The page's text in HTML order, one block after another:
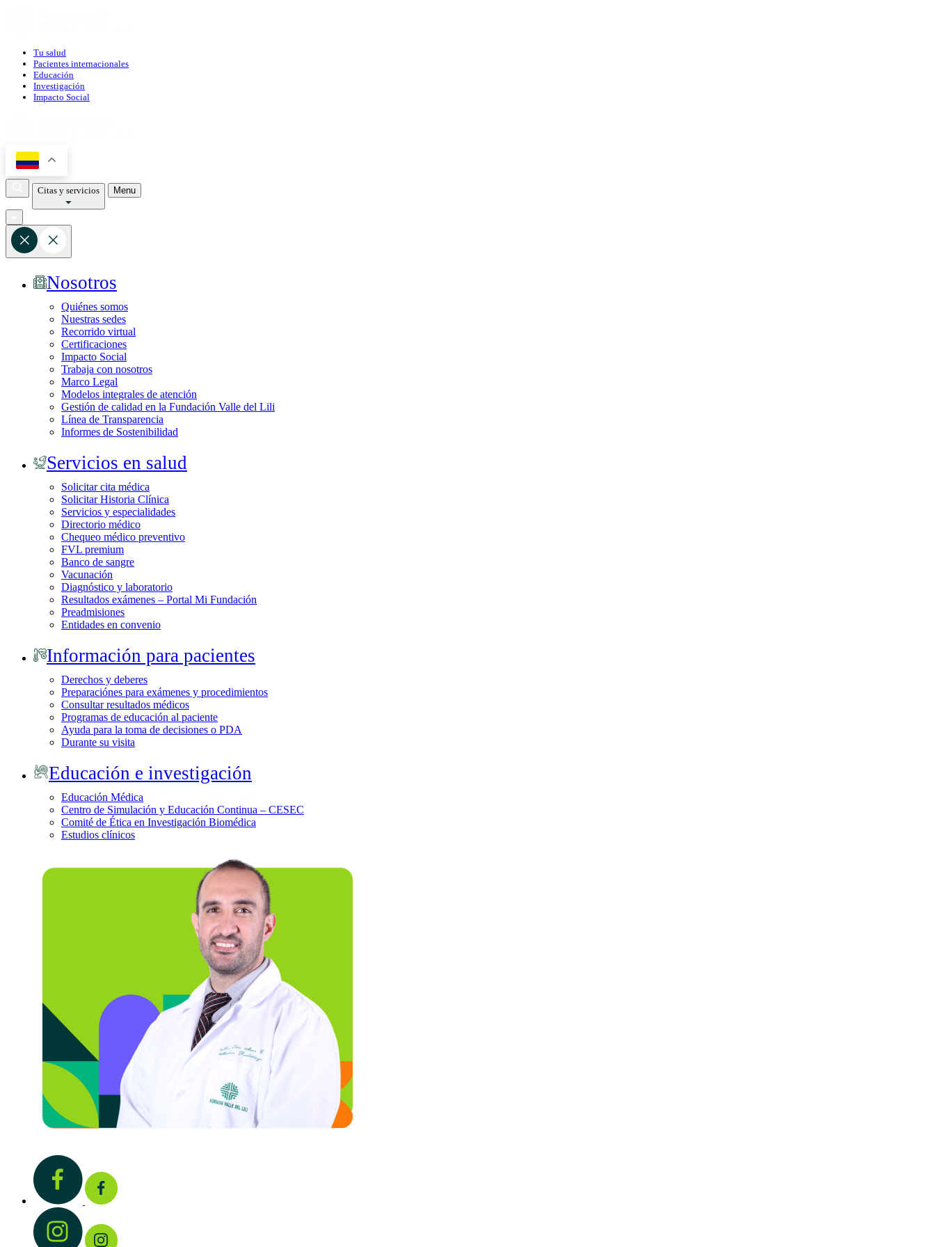
Tu salud
Pacientes internacionales
Educación
Investigación
Impacto Social
Citas y servicios Menu
Nosotros
Quiénes somos
Nuestras sedes
Recorrido virtual
Certificaciones
Impacto Social
Trabaja con nosotros
Marco Legal
Modelos integrales de atención
Gestión de calidad en la Fundación Valle del Lili
Línea de Transparencia
Informes de Sostenibilidad
Servicios en salud
Solicitar cita médica
Solicitar Historia Clínica
Servicios y especialidades
Directorio médico
Chequeo médico preventivo
FVL premium
Banco de sangre
Vacunación
Diagnóstico y laboratorio
Resultados exámenes – Portal Mi Fundación
Preadmisiones
Entidades en convenio
Información para pacientes
Derechos y deberes
Preparaciónes para exámenes y procedimientos
Consultar resultados médicos
Programas de educación al paciente
Ayuda para la toma de decisiones o PDA
Durante su visita
Educación e investigación
Educación Médica
Centro de Simulación y Educación Continua – CESEC
Comité de Ética en Investigación Biomédica
Estudios clínicos